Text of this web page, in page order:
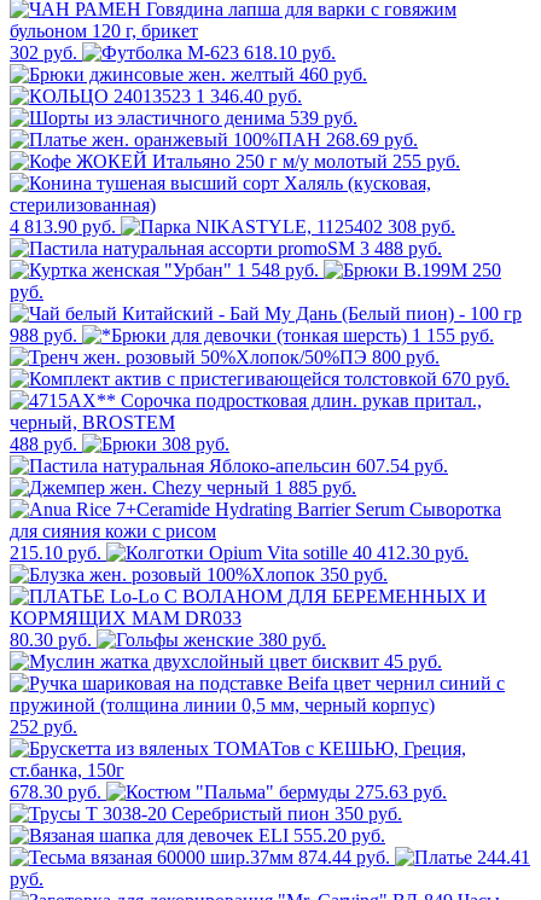
302 руб.
618.10 руб.
460 руб.
1 346.40 руб.
539 руб.
268.69 руб.
255 руб.
4 813.90 руб.
308 руб.
3 488 руб.
1 548 руб.
250
руб.
988 руб.
1 155 руб.
800 руб.
670 руб.
488 руб.
308 руб.
607.54 руб.
1 885 руб.
215.10 руб.
412.30 руб.
350 руб.
80.30 руб.
380 руб.
45 руб.
252 руб.
678.30 руб.
275.63 руб.
350 руб.
555.20 руб.
874.44 руб.
244.41
руб.